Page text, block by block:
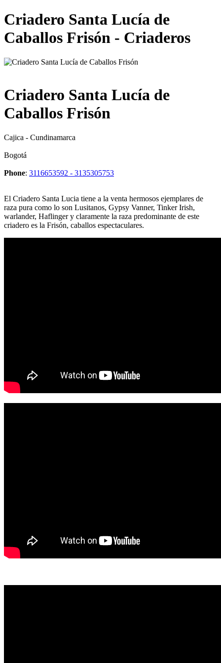
Criadero Santa Lucía de
Caballos Frisón - Criaderos
Criadero Santa Lucía de
Caballos Frisón
Cajica - Cundinamarca
Bogotá
Phone: 3116653592 - 3135305753
El Criadero Santa Lucia tiene a la venta hermosos ejemplares de
raza pura como lo son Lusitanos, Gypsy Vanner, Tinker Irish,
warlander, Haflinger y claramente la raza predominante de este
criadero es la Frisón, caballos espectaculares.